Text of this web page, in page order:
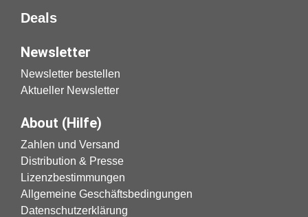
Deals
Newsletter
Newsletter bestellen
Aktueller Newsletter
About (Hilfe)
Zahlen und Versand
Distribution & Presse
Lizenzbestimmungen
Allgemeine Geschäftsbedingungen
Datenschutzerklärung